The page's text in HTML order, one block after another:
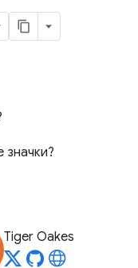
значки?
Tiger Oakes